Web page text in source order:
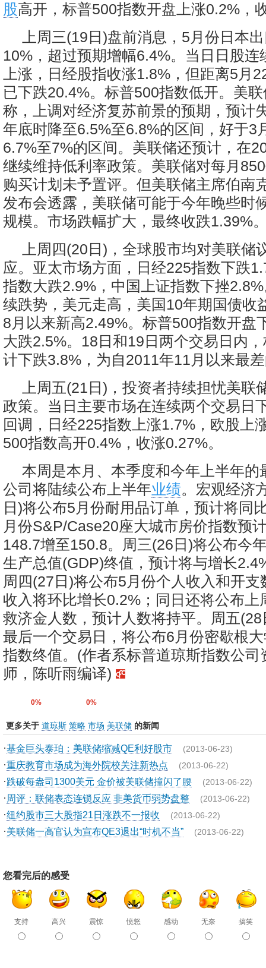
股高开，标普500指数开盘上涨0.2%，
上周三(19日)盘前消息，5月份日本
10%，超过预期增幅6.4%。当日日股连
上涨，日经股指收涨1.8%，但距离5月
已下跌20.4%。标普500指数低开。美
称，上调对经济复苏前景的预期，预计
年底时降至6.5%至6.8%的区间，好于3
6.7%至7%的区间。美联储还预计，在
继续维持低利率政策。美联储对每月
购买计划未予置评。但美联储主席伯南
发布会透露，美联储可能于今年晚些时
规模。市场跌幅扩大，最终收跌1.39%
上周四(20日)，全球股市均对美联储
应。亚太市场方面，日经225指数下跌
指数大跌2.9%，中国上证指数下挫
续跌势，美元走高，美国10年期国债收
8月以来新高2.49%。标普500指数开盘
大跌2.5%。18日和19日两个交易日内
计下跌3.8%，为自2011年11月以来最
上周五(21日)，投资者持续担忧美联
政策。当日主要市场在连续两个交易日
回调，日经225指数上涨1.7%，欧股上
500指数高开0.4%，收涨0.27%。
本周是本月、本季度和今年上半年的
公司将陆续公布上半年业绩。宏观经济
日)将公布5月份耐用品订单，预计将同
月份S&P/Case20座大城市房价指数预
148.7增至150.8。周三(26日)将公布今
生产总值(GDP)终值，预计将与增长
周四(27日)将公布5月份个人收入和开支
收入将环比增长0.2%；同日还将公布上
救济金人数，预计人数将持平。周五
最后一个交易日，将公布6月份密歇根
指数终值。(作者系标普道琼斯指数公司
师，陈听雨编译)
0% 0%
更多关于 道琼斯 策略 市场 美联储 的新闻
·基金巨头泰珀：美联储缩减QE利好股市 (2013-06-23)
·重庆教育市场成为海外院校关注新热点 (2013-06-22)
·跌破每盎司1300美元 金价被美联储撞闪了腰 (2013-06-22)
· 周评：联储表态连锁反应 非美货币弱势盘整 (2013-06-22)
·纽约股市三大股指21日涨跌不一报收 (2013-06-22)
·美联储一高官认为宣布QE3退出“时机不当” (2013-06-22)
您看完后的感受
支持 高兴 震惊 愤怒 感动 无奈 搞笑